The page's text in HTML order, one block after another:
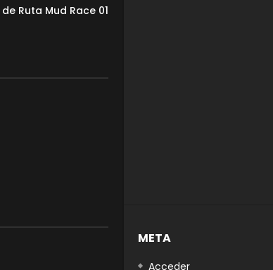
Ruta Mud Race 01
META
Acceder